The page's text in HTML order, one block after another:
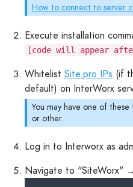
How to connect to server
Execute installation
[code will appear
Whitelist Site.pro IPs (if
default) on InterWorx
You may have one of these
or other.
Log in to Interworx as
Navigate to "SiteWorx"